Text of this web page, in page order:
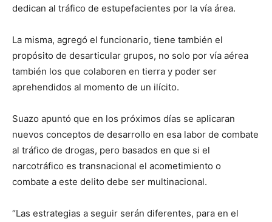
dedican al tráfico de estupefacientes por la vía área.
La misma, agregó el funcionario, tiene también el
propósito de desarticular grupos, no solo por vía aérea
también los que colaboren en tierra y poder ser
aprehendidos al momento de un ilícito.
Suazo apuntó que en los próximos días se aplicaran
nuevos conceptos de desarrollo en esa labor de combate
al tráfico de drogas, pero basados en que si el
narcotráfico es transnacional el acometimiento o
combate a este delito debe ser multinacional.
“Las estrategias a seguir serán diferentes, para en el